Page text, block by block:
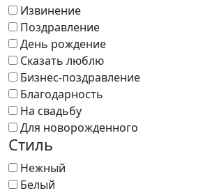
Извинение
Поздравление
День рождение
Сказать люблю
Бизнес-поздравление
Благодарность
На свадьбу
Для новорожденного
Стиль
Нежный
Белый